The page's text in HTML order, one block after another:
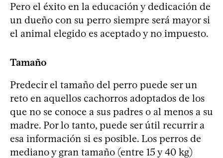
Pero el éxito en la educación y dedicación de
un dueño con su perro siempre será mayor si
el animal elegido es aceptado y no impuesto.
Tamaño
Predecir el tamaño del perro puede ser un
reto en aquellos cachorros adoptados de los
que no se conoce a sus padres o al menos a su
madre. Por lo tanto, puede ser útil recurrir a
esa información si es posible. Los perros de
mediano y gran tamaño (entre 15 y 40 kg)